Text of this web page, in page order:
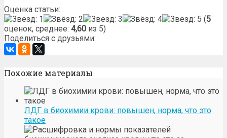
Оценка статьи:
(5
оценок, среднее: 4,60 из 5)
Поделиться с друзьями:
Похожие материалы
ЛДГ в биохимии крови: повышен, норма, что это
такое